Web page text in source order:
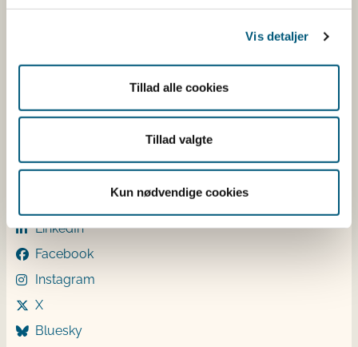
Vis detaljer
Tillad alle cookies
Tillad valgte
Kun nødvendige cookies
Mandag: 9-12 og 13-15
Onsdag: 9-12
LinkedIn
Facebook
Instagram
X
Bluesky